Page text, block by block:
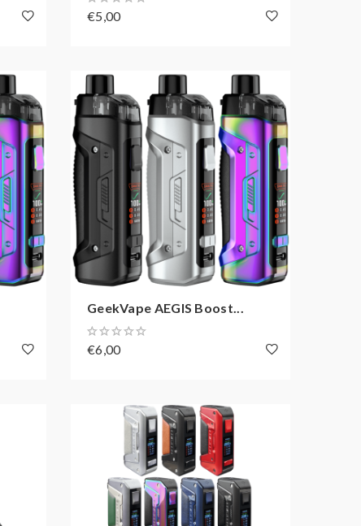
€5,00
GeekVape AEGIS Boost...
€6,00